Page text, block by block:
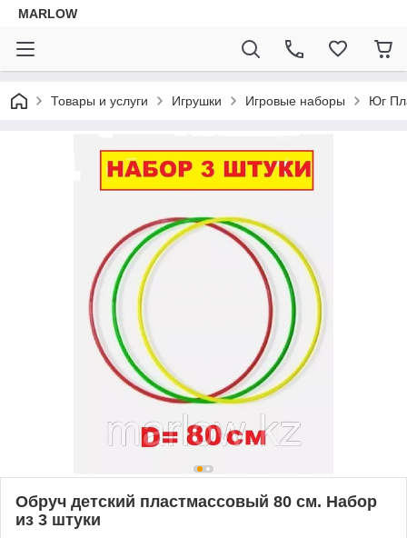
MARLOW
Товары и услуги Игрушки Игровые наборы Юг
Обруч детский пластмассовый 80 см. Набор
из 3 штуки